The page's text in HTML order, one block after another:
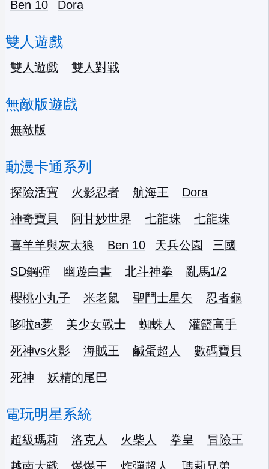
Ben 10
Dora
雙人遊戲
雙人遊戲 雙人對戰
無敵版遊戲
無敵版
動漫卡通系列
探險活寶 火影忍者 航海王
Dora
神奇寶貝
阿甘妙世界 七龍珠
七龍珠
喜羊羊與灰太狼
Ben 10 天兵公園
三國
SD鋼彈
幽遊白書 北斗神拳
亂馬1/2
櫻桃小丸子
米老鼠 聖鬥士星矢
忍者龜
哆啦a夢
美少女戰士 蜘蛛人
灌籃高手
死神vs火影
海賊王 鹹蛋超人
數碼寶貝
死神
妖精的尾巴
電玩明星系統
超級瑪莉 洛克人 火柴人 拳皇
冒險王
越南大戰
爆爆王 炸彈超人 瑪莉兄弟